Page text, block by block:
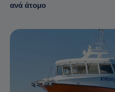
ανά άτομο